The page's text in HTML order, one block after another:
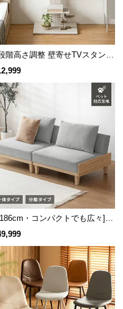
ス。AV機器やルータ
。
奥行き 高さ
約27.8㎝
約10㎝
約11㎝
階高さ調整 壁寄せTVスタンド
スター付き 上下左右角度調節
・コンパクトでも広々] 3
けソファベッド リクライニン